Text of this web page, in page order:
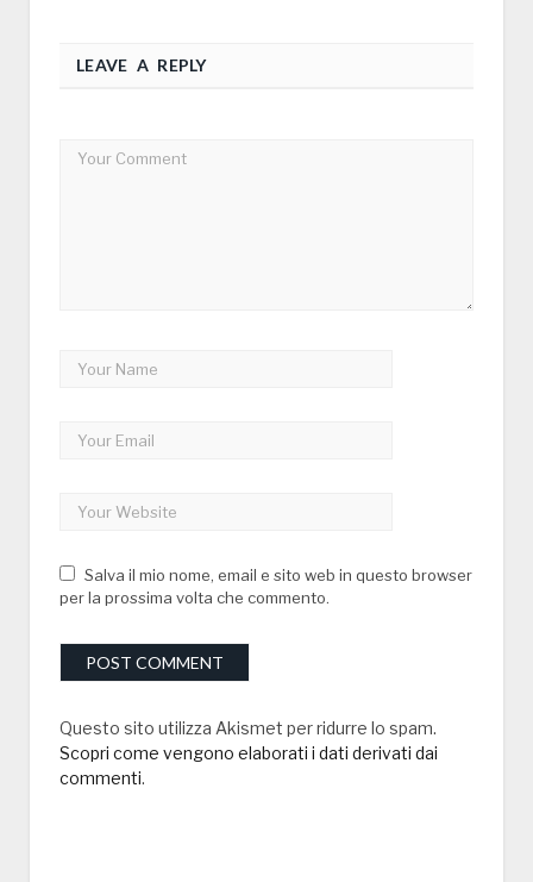
LEAVE A REPLY
Salva il mio nome, email e sito web in questo browser
per la prossima volta che commento.
Questo sito utilizza Akismet per ridurre lo spam.
Scopri come vengono elaborati i dati derivati dai
commenti.